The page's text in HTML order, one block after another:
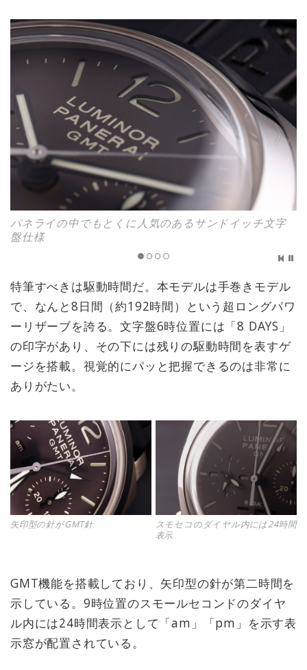
パネライの中でもとくに人気のあるサンドイッチ文字
盤仕様
特筆すべきは駆動時間だ。本モデルは手巻きモデル
で、なんと8日間（約192時間）という超ロングパワ
ーリザーブを誇る。文字盤6時位置には「8 DAYS」
の印字があり、その下には残りの駆動時間を表すゲ
ージを搭載。視覚的にパッと把握できるのは非常に
ありがたい。
矢印型の針がGMT針
スモセコのダイヤル内には24時間
表示
GMT機能を搭載しており、矢印型の針が第二時間を
示している。9時位置のスモールセコンドのダイヤ
ル内には24時間表示として「am」「pm」を示す表
示窓が配置されている。